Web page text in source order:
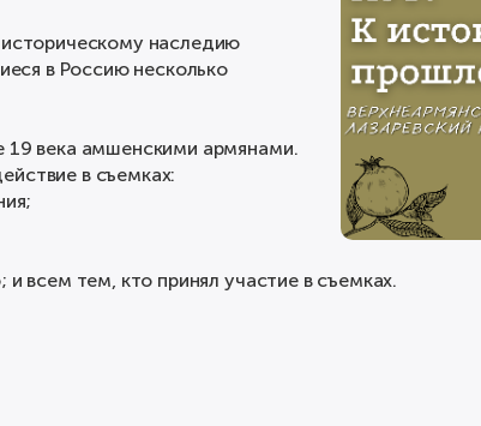
наследию
в Россию несколько
19 века амшенскими армянами.
в съемках:
всем тем, кто принял участие в съемках.